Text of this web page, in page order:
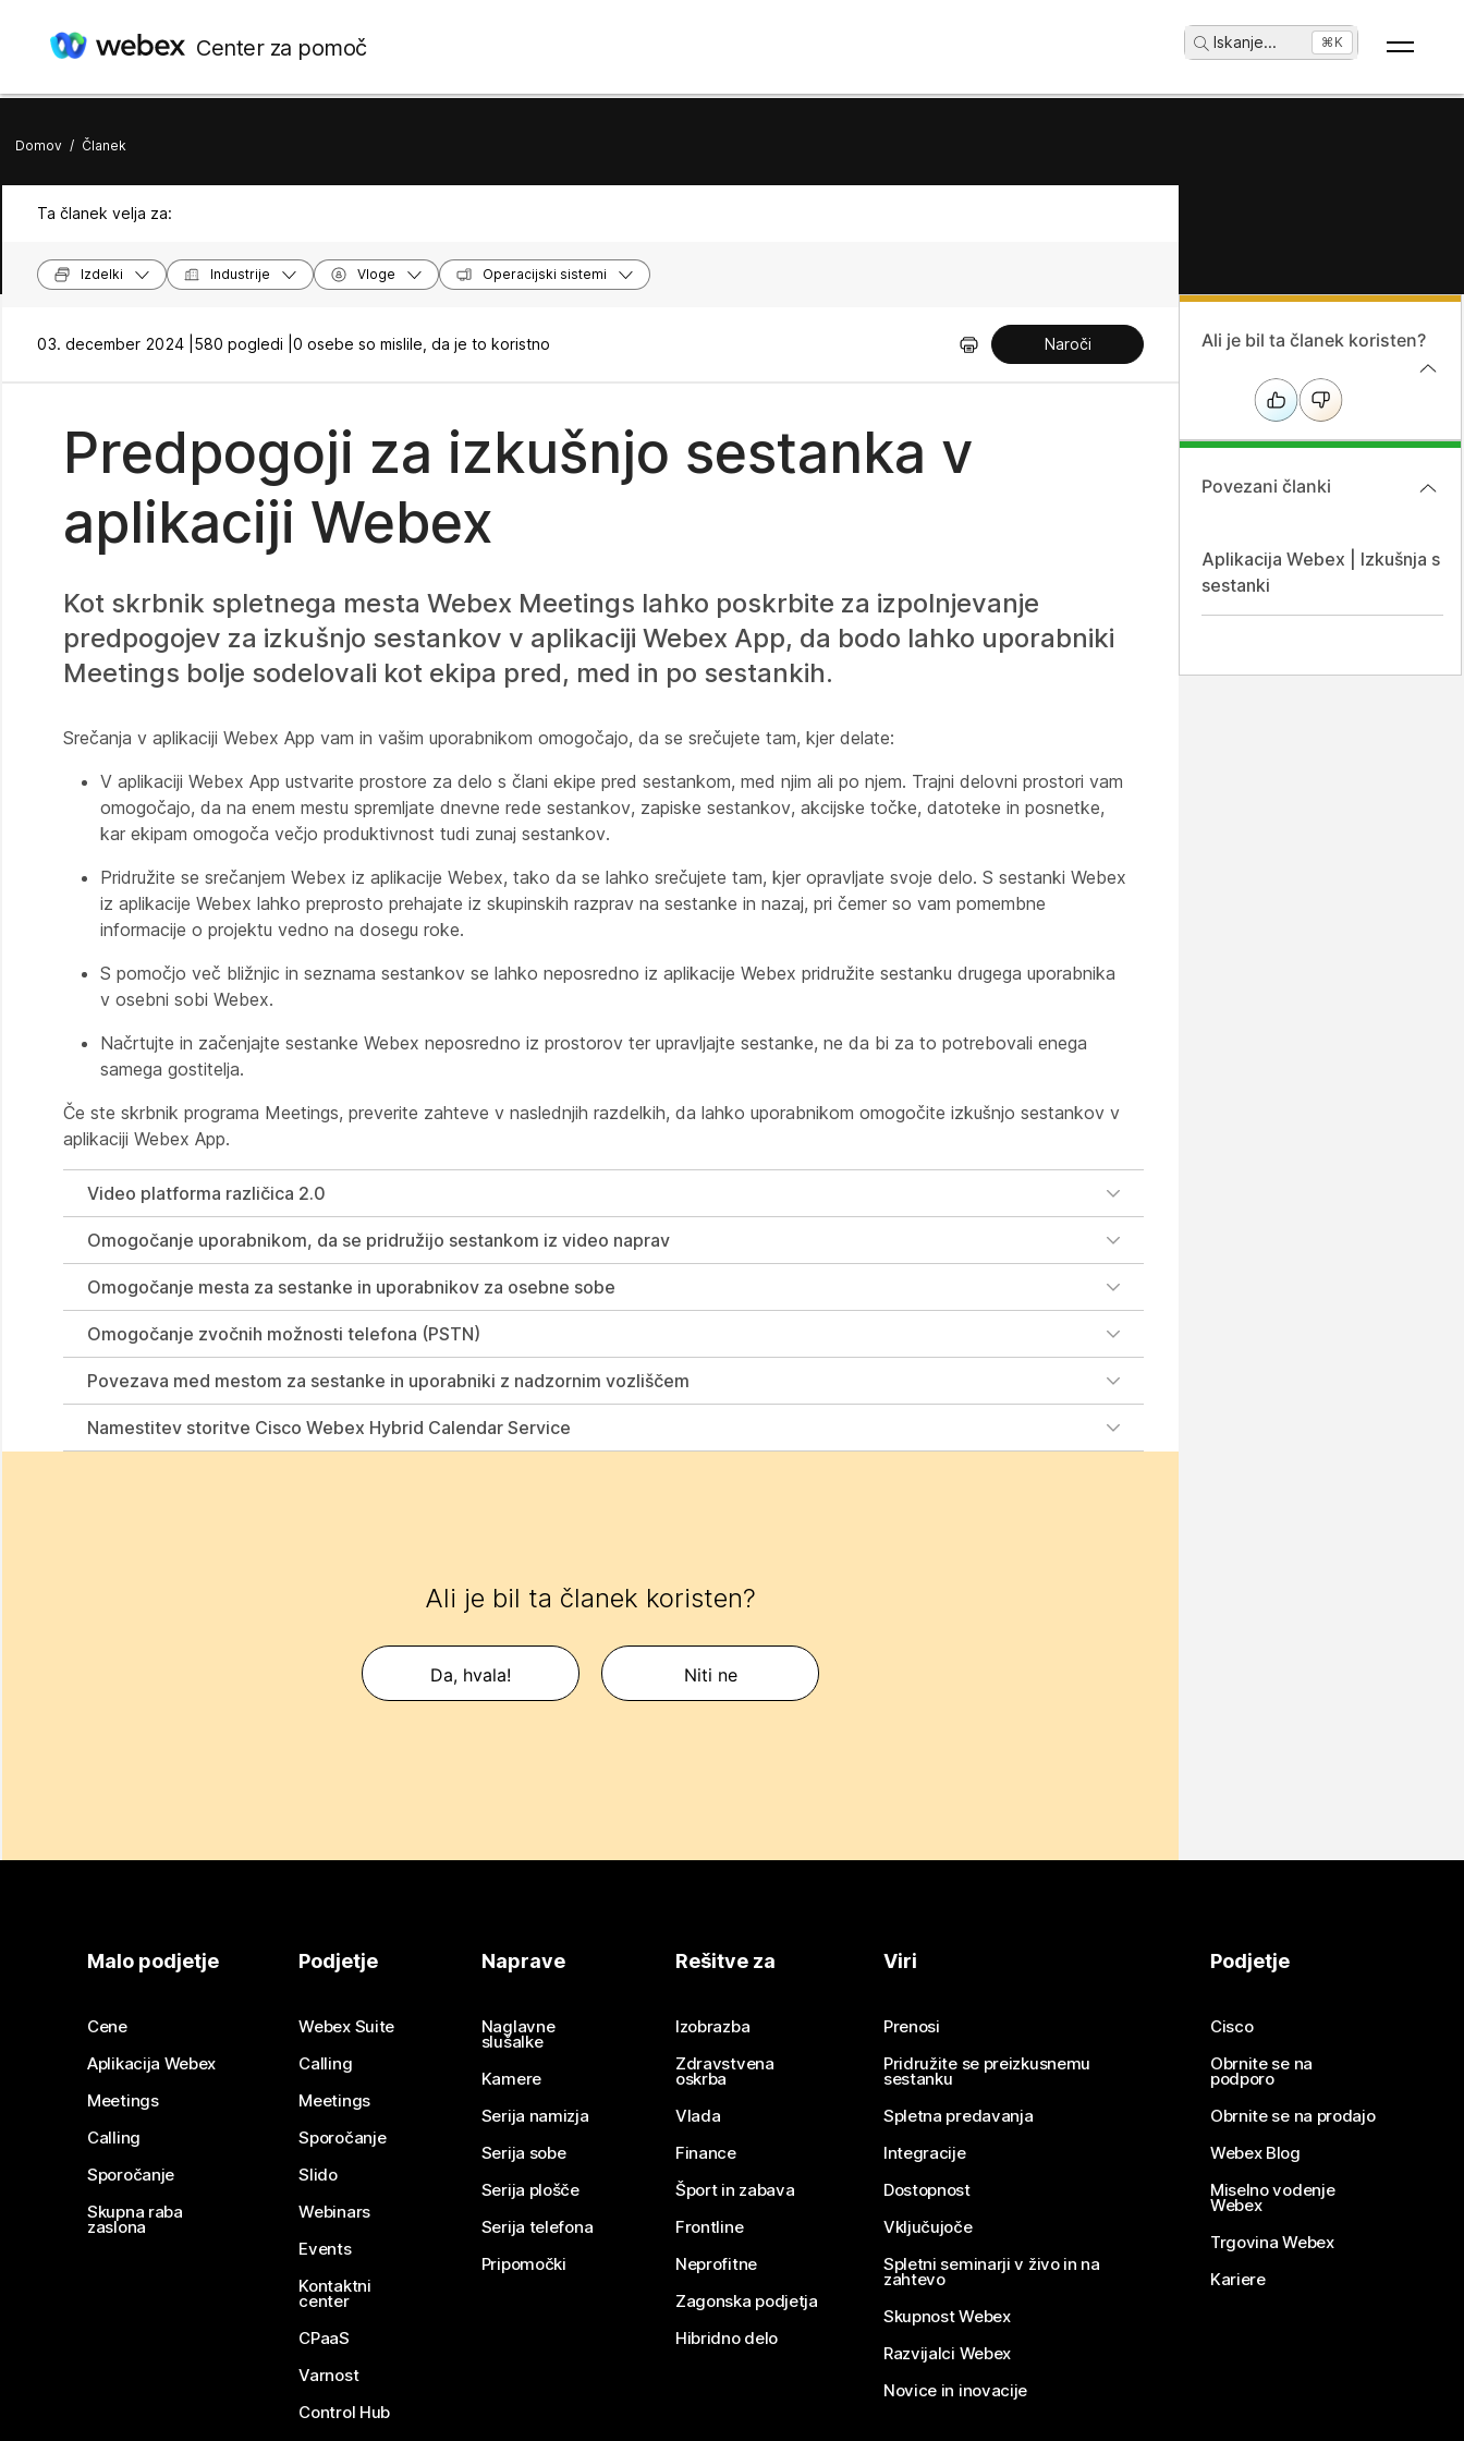
Center za pomoč Iskanje... ⌘K
Domov / Članek
Ta članek velja za:
Izdelki Industrije Vloge Operacijski sistemi
03. december 2024 | 580 pogledi | 0 osebe so mislile, da je to koristno Naroči
Predpogoji za izkušnjo sestanka v
aplikaciji Webex
Kot skrbnik spletnega mesta Webex Meetings lahko poskrbite za izpolnjevanje
predpogojev za izkušnjo sestankov v aplikaciji Webex App, da bodo lahko uporabniki
Meetings bolje sodelovali kot ekipa pred, med in po sestankih.
Srečanja v aplikaciji Webex App vam in vašim uporabnikom omogočajo, da se srečujete tam, kjer delate:
V aplikaciji Webex App ustvarite prostore za delo s člani ekipe pred sestankom, med njim ali po njem. Trajni delovni prostori vam
omogočajo, da na enem mestu spremljate dnevne rede sestankov, zapiske sestankov, akcijske točke, datoteke in posnetke,
kar ekipam omogoča večjo produktivnost tudi zunaj sestankov.
Pridružite se srečanjem Webex iz aplikacije Webex, tako da se lahko srečujete tam, kjer opravljate svoje delo. S sestanki Webex
iz aplikacije Webex lahko preprosto prehajate iz skupinskih razprav na sestanke in nazaj, pri čemer so vam pomembne
informacije o projektu vedno na dosegu roke.
S pomočjo več bližnjic in seznama sestankov se lahko neposredno iz aplikacije Webex pridružite sestanku drugega uporabnika
v osebni sobi Webex.
Načrtujte in začenjajte sestanke Webex neposredno iz prostorov ter upravljajte sestanke, ne da bi za to potrebovali enega
samega gostitelja.
Če ste skrbnik programa Meetings, preverite zahteve v naslednjih razdelkih, da lahko uporabnikom omogočite izkušnjo sestankov v
aplikaciji Webex App.
Video platforma različica 2.0
Omogočanje uporabnikom, da se pridružijo sestankom iz video naprav
Omogočanje mesta za sestanke in uporabnikov za osebne sobe
Omogočanje zvočnih možnosti telefona (PSTN)
Povezava med mestom za sestanke in uporabniki z nadzornim vozliščem
Namestitev storitve Cisco Webex Hybrid Calendar Service
Ali je bil ta članek koristen?
Da, hvala! Niti ne
Ali je bil ta članek koristen?
Povezani članki
Aplikacija Webex | Izkušnja s
sestanki
Malo podjetje
Cene
Aplikacija Webex
Meetings
Calling
Sporočanje
Skupna raba
zaslona
Podjetje
Webex Suite
Calling
Meetings
Sporočanje
Slido
Webinars
Events
Kontaktni
center
CPaaS
Varnost
Control Hub
Naprave
Naglavne
slušalke
Kamere
Serija namizja
Serija sobe
Serija plošče
Serija telefona
Pripomočki
Rešitve za
Izobrazba
Zdravstvena
oskrba
Vlada
Finance
Šport in zabava
Frontline
Neprofitne
Zagonska podjetja
Hibridno delo
Viri
Prenosi
Pridružite se preizkusnemu
sestanku
Spletna predavanja
Integracije
Dostopnost
Vključujoče
Spletni seminarji v živo in na
zahtevo
Skupnost Webex
Razvijalci Webex
Novice in inovacije
Podjetje
Cisco
Obrnite se na
podporo
Obrnite se na prodajo
Webex Blog
Miselno vodenje
Webex
Trgovina Webex
Kariere